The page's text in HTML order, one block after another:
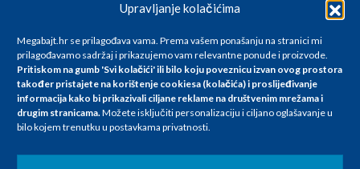
Upravljanje kolačićima
Megabajt.hr se prilagođava vama. Prema vašem ponašanju na stranici mi
prilagođavamo sadržaj i prikazujemo vam relevantne ponude i proizvode.
Pritiskom na gumb 'Svi kolačići' ili bilo koju poveznicu izvan ovog prostora
također pristajete na korištenje cookiesa (kolačića) i proslijeđivanje
informacija kako bi prikazivali ciljane reklame na društvenim mrežama i
drugim stranicama.Možete isključiti personalizaciju i ciljano oglašavanje u
bilo kojem trenutku u postavkama privatnosti.
Za artikle kojih trenutno nema u ponudi obratite nam se na
info@megabajt.hr. Sve cijene su informativnog karaktera i podložne su
promjenama, a
iskazane su za avansno plaćanje(gotovina) u Eurima i uključuju PDV. Sve
se razlikovati od cijena u našim poslovnicama. Trudimo se dati što bolji